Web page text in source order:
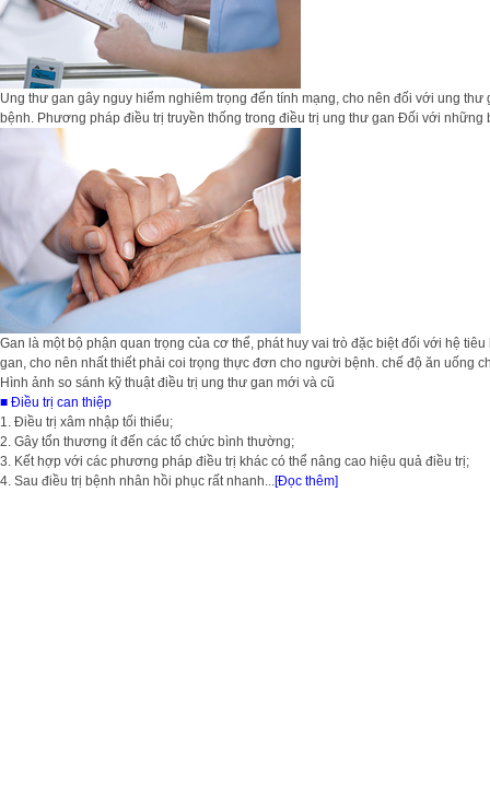
Ung thư gan gây nguy hiểm nghiêm trọng đến tính mạng, cho nên đối với ung
bệnh. Phương pháp điều trị truyền thống trong điều trị ung thư gan Đối với
Gan là một bộ phận quan trọng của cơ thể, phát huy vai trò đặc biệt đối với hệ
gan, cho nên nhất thiết phải coi trọng thực đơn cho người bệnh. chế độ ăn uống
Hình ảnh so sánh kỹ thuật điều trị ung thư gan mới và cũ
■ Điều trị can thiệp
1. Điều trị xâm nhập tối thiểu;
2. Gây tổn thương ít đến các tổ chức bình thường;
3. Kết hợp với các phương pháp điều trị khác có thể nâng cao hiệu quả điều trị;
4. Sau điều trị bệnh nhân hồi phục rất nhanh...[Đọc thêm]